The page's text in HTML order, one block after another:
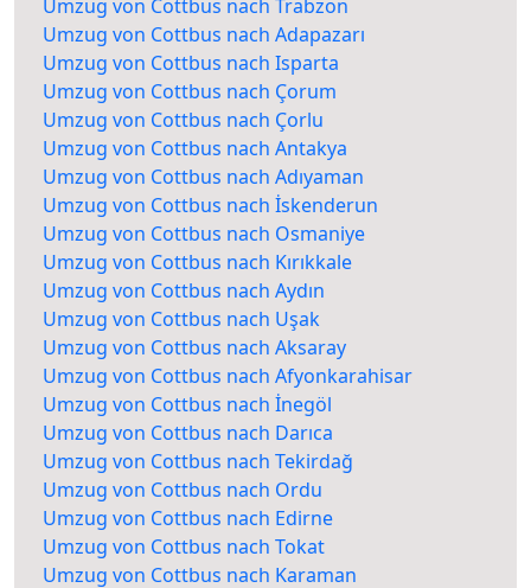
Umzug von Cottbus nach Trabzon
Umzug von Cottbus nach Adapazarı
Umzug von Cottbus nach Isparta
Umzug von Cottbus nach Çorum
Umzug von Cottbus nach Çorlu
Umzug von Cottbus nach Antakya
Umzug von Cottbus nach Adıyaman
Umzug von Cottbus nach İskenderun
Umzug von Cottbus nach Osmaniye
Umzug von Cottbus nach Kırıkkale
Umzug von Cottbus nach Aydın
Umzug von Cottbus nach Uşak
Umzug von Cottbus nach Aksaray
Umzug von Cottbus nach Afyonkarahisar
Umzug von Cottbus nach İnegöl
Umzug von Cottbus nach Darıca
Umzug von Cottbus nach Tekirdağ
Umzug von Cottbus nach Ordu
Umzug von Cottbus nach Edirne
Umzug von Cottbus nach Tokat
Umzug von Cottbus nach Karaman